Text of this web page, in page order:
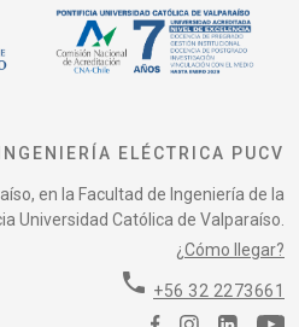
ELÉCTRICA PUCV
en la Facultad de Ingeniería de la
Universidad Católica de Valparaíso.
¿Cómo llegar?
phone +56 32 2273661